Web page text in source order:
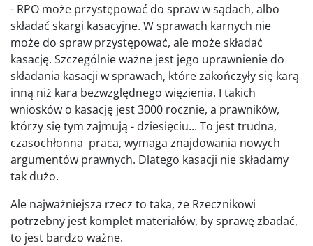
- RPO może przystępować do spraw w sądach, albo
składać skargi kasacyjne. W sprawach karnych nie
może do spraw przystępować, ale może składać
kasację. Szczególnie ważne jest jego uprawnienie do
składania kasacji w sprawach, które zakończyły się karą
inną niż kara bezwzględnego więzienia. I takich
wniosków o kasację jest 3000 rocznie, a prawników,
którzy się tym zajmują - dziesięciu... To jest trudna,
czasochłonna praca, wymaga znajdowania nowych
argumentów prawnych. Dlatego kasacji nie składamy
tak dużo.
Ale najważniejsza rzecz to taka, że Rzecznikowi
potrzebny jest komplet materiałów, by sprawę zbadać,
to jest bardzo ważne.